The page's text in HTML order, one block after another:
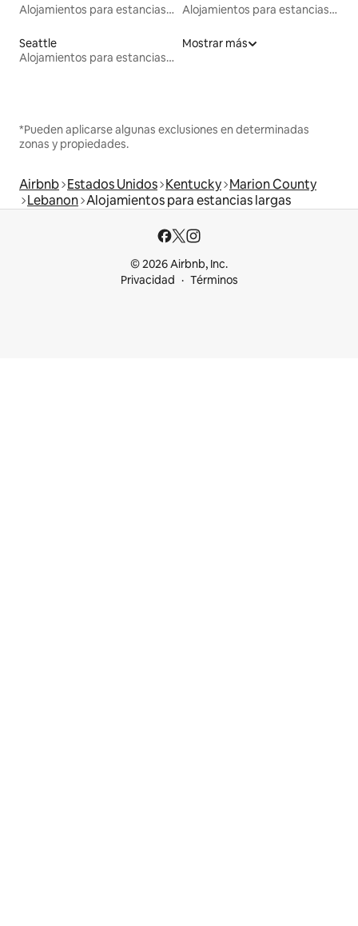
Alojamientos para estancias largas
Alojamientos para estancias largas
Seattle
Alojamientos para estancias largas
Mostrar más
*Pueden aplicarse algunas exclusiones en determinadas
zonas y propiedades.
Airbnb Estados Unidos Kentucky Marion County
Lebanon Alojamientos para estancias largas
© 2026 Airbnb, Inc.
Privacidad
Términos